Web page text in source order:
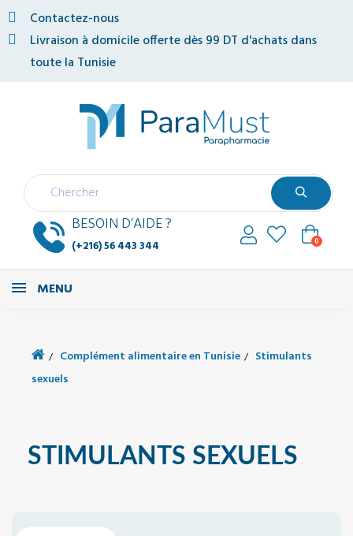
Contactez-nous
Livraison à domicile offerte dès 99 DT d'achats dans
toute la Tunisie
BESOIN D’AIDE ?
(+216) 56 443 344 0
MENU
Complément alimentaire en Tunisie
Stimulants
sexuels
STIMULANTS SEXUELS